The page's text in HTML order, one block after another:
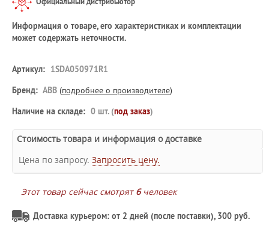
Информация о товаре, его характеристиках и комплектации
может содержать неточности.
Артикул: 1SDA050971R1
Бренд: ABB (подробнее о производителе)
Наличие на складе: 0 шт. (под заказ)
Стоимость товара и информация о доставке
Цена по запросу. Запросить цену.
Этот товар сейчас смотрят 6человек
Доставка курьером: от 2 дней (после поставки), 300 руб.